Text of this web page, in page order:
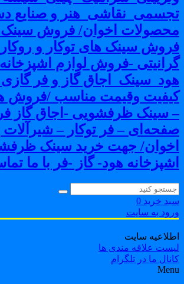
و صنایع
اخوان/ فروش سینک
سینک های توکار و روکار
-فروش لوازم اشپزخانه
گاز و فر گازی و
وقیمت مناسب /فروش
سینک ظرفشویی -اجاق گاز
– فر توکار – شیرآلات
جهت خرید سینک
هود- گاز -فر با ما
خرید 0
به سایت
سایت
علاقه مندی ها
ما در تلگرام